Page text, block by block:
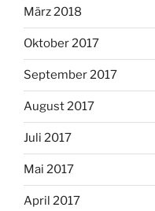
März 2018
Oktober 2017
September 2017
August 2017
Juli 2017
Mai 2017
April 2017